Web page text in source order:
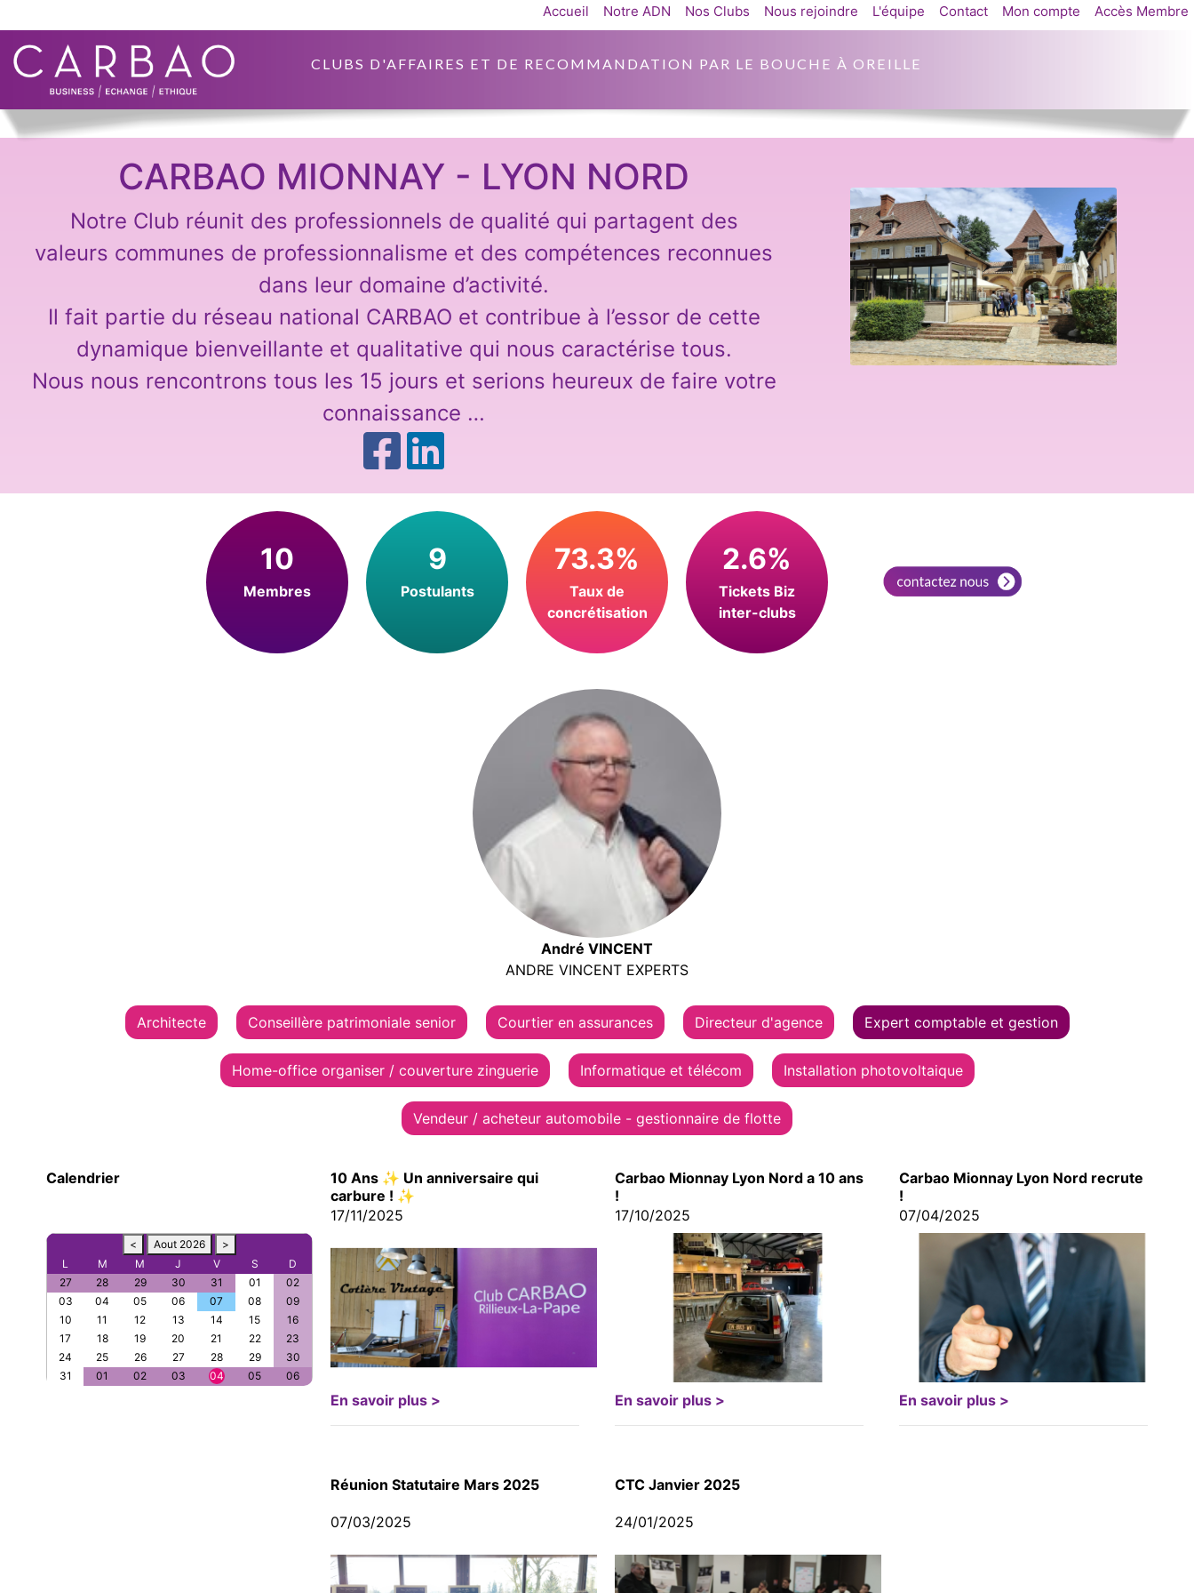
CLUBS D'AFFAIRES ET DE RECOMMANDATION PAR LE BOUCHE À OREILLE
Accueil Notre ADN Nos Clubs Nous rejoindre L'équipe Contact Mon compte Accès Membre
CARBAO MIONNAY - LYON NORD
Notre Club réunit des professionnels de qualité qui partagent des
valeurs communes de professionnalisme et des compétences reconnues
dans leur domaine d’activité.
Il fait partie du réseau national CARBAO et contribue à l’essor de cette
dynamique bienveillante et qualitative qui nous caractérise tous.
Nous nous rencontrons tous les 15 jours et serions heureux de faire votre
connaissance …
10
Membres
9
Postulants
73.3%
Taux de
concrétisation
2.6%
Tickets Biz
inter-clubs
André VINCENT
ANDRE VINCENT EXPERTS
Architecte Conseillère patrimoniale senior Courtier en assurances Directeur d'agence Expert comptable et gestion
Home-office organiser / couverture zinguerie Informatique et télécom Installation photovoltaique
Vendeur / acheteur automobile - gestionnaire de flotte
Calendrier
< Aout 2026
>
L
M M J V S
D
27
28 29 30 31 01
02
03
04 05 06 07 08
09
10
11 12 13 14 15
16
17
18 19 20 21 22
23
24
25 26 27 28 29
30
31
01 02 03 04 05 06
10 Ans ✨ Un anniversaire qui
carbure ! ✨
17/11/2025
En savoir plus >
Carbao Mionnay Lyon Nord a 10 ans
!
17/10/2025
En savoir plus >
Carbao Mionnay Lyon Nord recrute
!
07/04/2025
En savoir plus >
Réunion Statutaire Mars 2025
07/03/2025
CTC Janvier 2025
24/01/2025